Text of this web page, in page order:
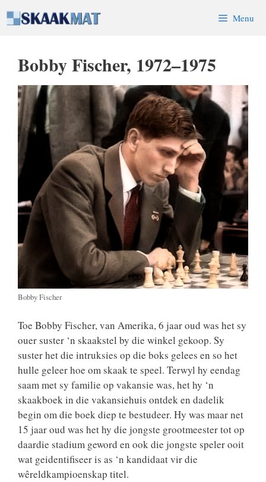
to
Menu
Bobby Fischer, 1972–1975
Bobby Fischer
Toe Bobby Fischer, van Amerika, 6 jaar oud was het sy
ouer suster ‘n skaakstel by die winkel gekoop. Sy
suster het die intruksies op die boks gelees en so het
hulle geleer hoe om skaak te speel. Terwyl hy eendag
saam met sy familie op vakansie was, het hy ‘n
skaakboek in die vakansiehuis ontdek en dadelik
begin om die boek diep te bestudeer. Hy was maar net
15 jaar oud was het hy die jongste grootmeester tot op
daardie stadium geword en ook die jongste speler ooit
wat geidentifiseer is as ‘n kandidaat vir die
wêreldkampioenskap titel.